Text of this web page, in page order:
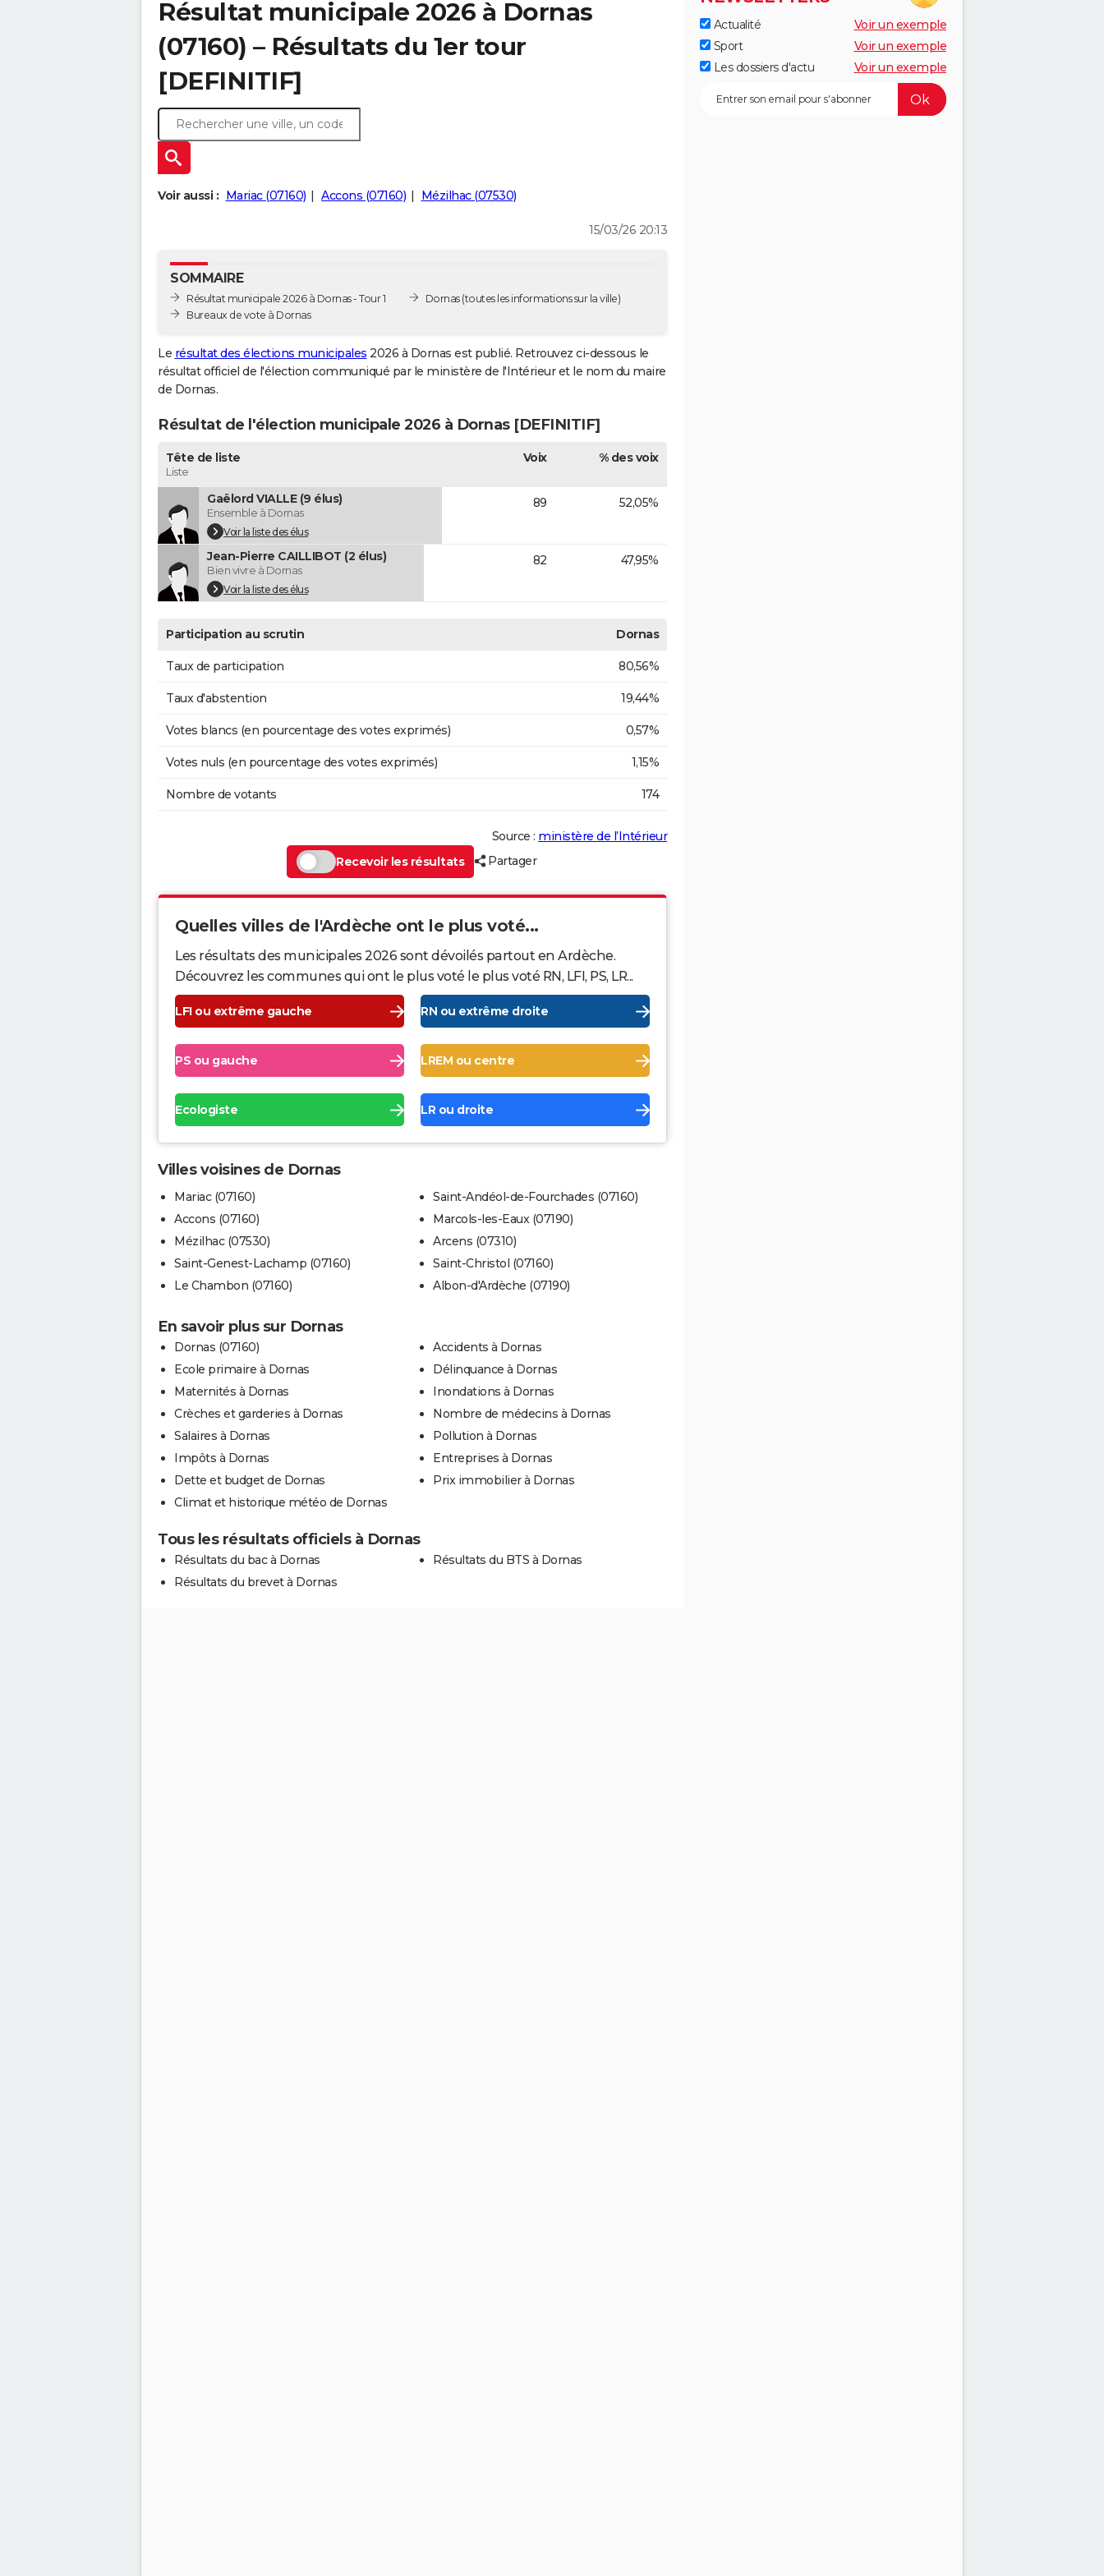
Résultat municipale 2026 à Dornas
(07160) – Résultats du 1er tour
[DEFINITIF]
Voir aussi : Mariac (07160) Accons (07160) Mézilhac (07530)
15/03/26 20:13
SOMMAIRE
Résultat municipale 2026 à Dornas - Tour 1
Bureaux de vote à Dornas
Dornas(toutes les informations sur la ville)
Le résultat des élections municipales 2026 à Dornas est publié. Retrouvez ci-dessous le
résultat officiel de l'élection communiqué par le ministère de l'Intérieur et le nom du maire
de Dornas.
Résultat de l'élection municipale 2026 à Dornas [DEFINITIF]
Tête de liste
Liste
Voix % des voix
Gaëlord VIALLE (9 élus)
Ensemble à Dornas
Voir la liste des élus
89 52,05%
Jean-Pierre CAILLIBOT (2 élus)
Bien vivre à Dornas
Voir la liste des élus
82 47,95%
Participation au scrutin Dornas
Taux de participation 80,56%
Taux d'abstention 19,44%
Votes blancs (en pourcentage des votes exprimés) 0,57%
Votes nuls (en pourcentage des votes exprimés) 1,15%
Nombre de votants 174
Source : ministère de l’Intérieur
Recevoir les résultats
Partager
Quelles villes de l'Ardèche ont le plus voté...
Les résultats des municipales 2026 sont dévoilés partout en Ardèche.
Découvrez les communes qui ont le plus voté le plus voté RN, LFI, PS, LR...
LFI ou extrême gauche RN ou extrême droite
PS ou gauche LREM ou centre
Ecologiste LR ou droite
Villes voisines de Dornas
Mariac (07160)
Accons (07160)
Mézilhac (07530)
Saint-Genest-Lachamp (07160)
Le Chambon (07160)
Saint-Andéol-de-Fourchades (07160)
Marcols-les-Eaux (07190)
Arcens (07310)
Saint-Christol (07160)
Albon-d'Ardèche (07190)
En savoir plus sur Dornas
Dornas (07160)
Ecole primaire à Dornas
Maternités à Dornas
Crèches et garderies à Dornas
Salaires à Dornas
Impôts à Dornas
Dette et budget de Dornas
Climat et historique météo de Dornas
Accidents à Dornas
Délinquance à Dornas
Inondations à Dornas
Nombre de médecins à Dornas
Pollution à Dornas
Entreprises à Dornas
Prix immobilier à Dornas
Tous les résultats officiels à Dornas
Résultats du bac à Dornas
Résultats du brevet à Dornas
Résultats du BTS à Dornas
Actualité
Voir un exemple
Sport
Voir un exemple
Les dossiers d'actu
Voir un exemple